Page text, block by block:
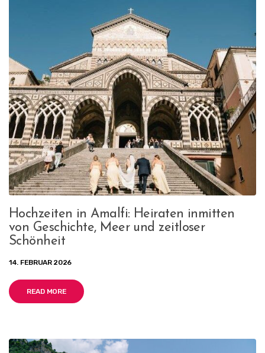
Hochzeiten in Amalfi: Heiraten inmitten
von Geschichte, Meer und zeitloser
Schönheit
14. FEBRUAR 2026
READ MORE